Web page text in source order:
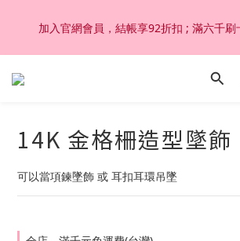
加入官網會員，結帳享92折扣 ; 滿六千刷
加入官網會員，結帳享92折扣 ; 滿六千刷
韓國設計製作。純14K 18K金，非鍍金非
加入官網會員，結帳享92折扣 ; 滿六千刷
14K 金格柵造型墜飾
可以當項鍊墜飾 或 耳扣耳環吊墜